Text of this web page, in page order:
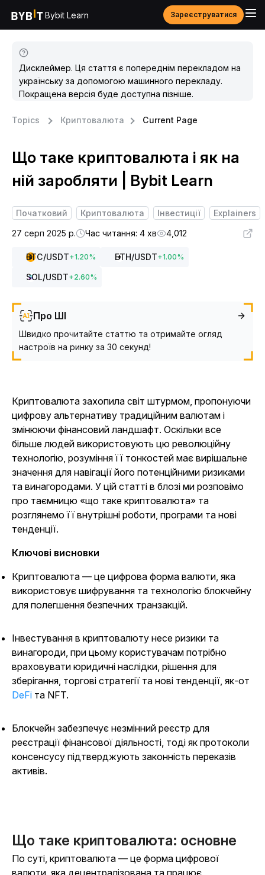
Bybit Learn Зареєструватися
Дисклеймер. Ця стаття є попереднім перекладом на
українську за допомогою машинного перекладу.
Покращена версія буде доступна пізніше.
Topics Криптовалюта Current Page
Що таке криптовалюта і як на
ній заробляти | Bybit Learn
Початковий Криптовалюта Інвестиції
Explainers
27 серп 2025 р.
Час читання: 4 хв 4,012
BTC/USDT+1.20% ETH/USDT+1.00%
SOL/USDT+2.60%
Про ШІ
Швидко прочитайте статтю та отримайте огляд
настроїв на ринку за 30 секунд!
Криптовалюта захопила світ штурмом, пропонуючи
цифрову альтернативу традиційним валютам і
змінюючи фінансовий ландшафт. Оскільки все
більше людей використовують цю революційну
технологію, розуміння її тонкостей має вирішальне
значення для навігації його потенційними ризиками
та винагородами. У цій статті в блозі ми розповімо
про таємницю «що таке криптовалюта» та
розглянемо її внутрішні роботи, програми та нові
тенденції.
Ключові висновки
Криптовалюта — це цифрова форма валюти, яка
використовує шифрування та технологію блокчейну
для полегшення безпечних транзакцій.
Інвестування в криптовалюту несе ризики та
винагороди, при цьому користувачам потрібно
враховувати юридичні наслідки, рішення для
зберігання, торгові стратегії та нові тенденції, як-от
DeFi та NFT.
Блокчейн забезпечує незмінний реєстр для
реєстрації фінансової діяльності, тоді як протоколи
консенсусу підтверджують законність переказів
активів.
Що таке криптовалюта: основне
По суті, криптовалюта — це форма цифрової
валюти, яка децентралізована та працює